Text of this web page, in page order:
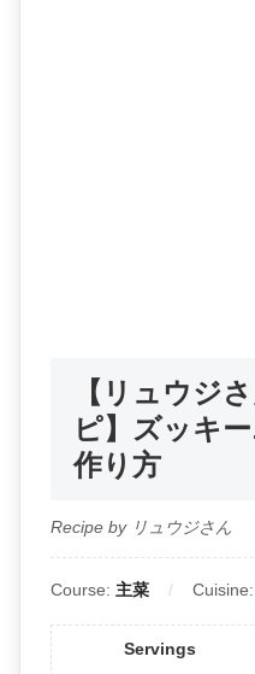
【リュウジ
ピ】ズッキ
作り方
Recipe by リュウジさん
Course: 主菜 Cuisine:
Servings